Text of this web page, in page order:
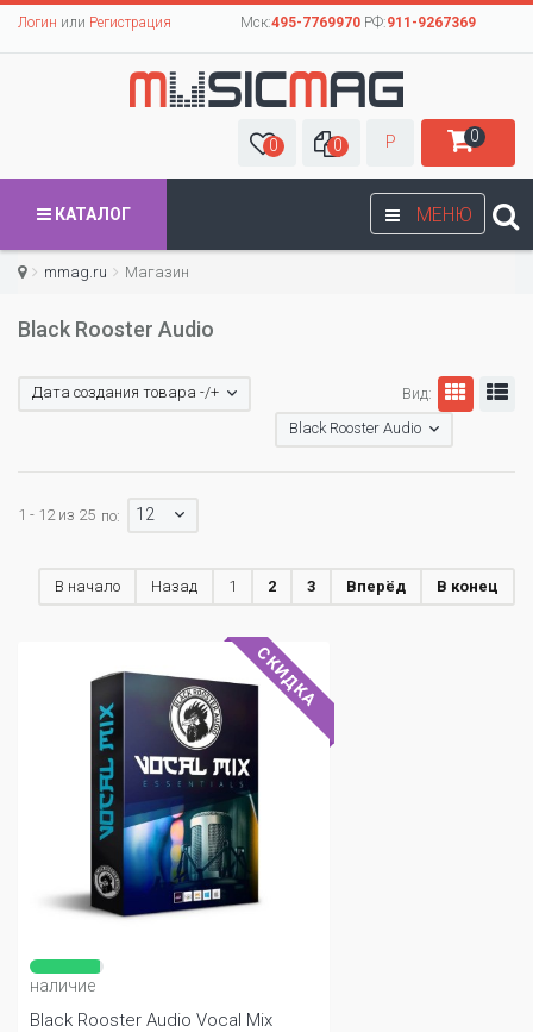
Логин или Регистрация Мск:495-7769970РФ:911-9267369
0 0 Р 0
МЕНЮ
КАТАЛОГ
mmag.ru Магазин
Black Rooster Audio
Вид:
Дата создания товара -/+
Black Rooster Audio
1 - 12 из 25 по: 12
В начало Назад 1 2 3 Вперёд В конец
СКИДКА
наличие
Black Rooster Audio Vocal Mix